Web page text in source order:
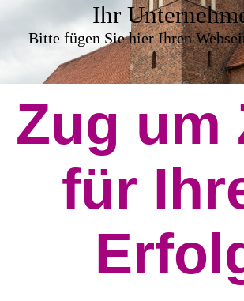
Ihr
Bitte fügen Sie hier Ihren
Zug um
für